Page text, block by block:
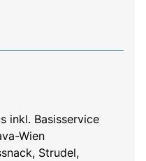
inkl. Basisservice
Wien
Strudel,